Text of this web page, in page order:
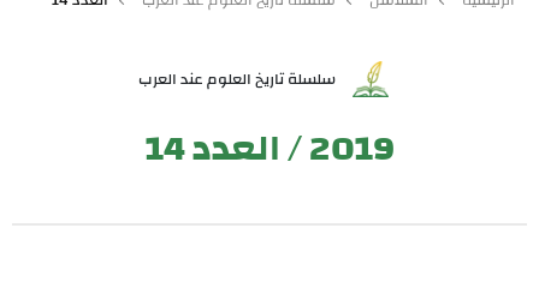
سلسلة تاريخ العلوم عند العرب
2019 / العدد 14